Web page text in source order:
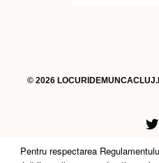
© 2026
Twitter
Facebook
Pentru respectarea